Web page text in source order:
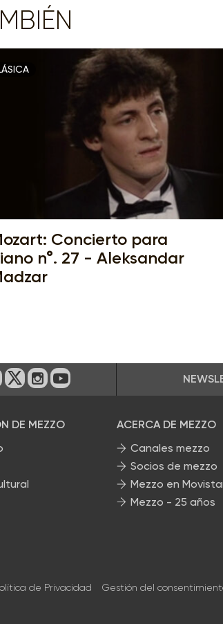
Concierto para
n°. 27 - Aleksandar
Facebook
En Twitter
En Instagram
En Youtube
DE MEZZO
ACERCA DE MEZZO
Canales mezzo
Socios de mezzo
Mezzo en
Mezzo - 25 años
de Privacidad Gestión del